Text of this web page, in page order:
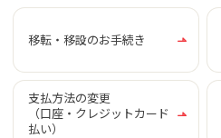
移転・移設のお手続き
支払方法の変更
（口座・クレジットカード
払い）